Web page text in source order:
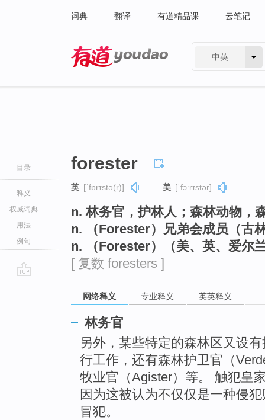
词典 翻译 有道精品课 云笔记
中英
目录
释义
权威词典
用法
例句
forester
英 [ˈfɒrɪstə(r)] 美 [ˈfɔːrɪstər]
n. 林务官，护林人；森林动物，
n. （Forester）兄弟会成员（古
n. （Forester）（美、英、爱尔
[ 复数 foresters ]
网络释义 专业释义 英英释义
林务官
另外，某些特定的森林区又设
行工作，还有森林护卫官（
牧业官（Agister）等。 触犯皇
因为这被认为不仅仅是一种侵
冒犯。